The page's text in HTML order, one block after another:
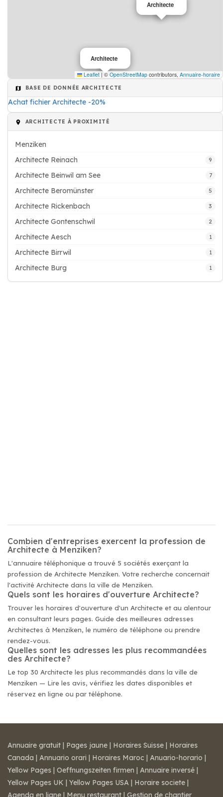
Architecte
Architecte
Leaflet | © OpenStreetMap contributors, Annuaire-horaire
BASE DE DONNÉE ARCHITECTE
Achat fichier Architecte -20%
ARCHITECTE À PROXIMITÉ
Menziken
Architecte Reinach
9
Architecte Beinwil am See 7
Architecte Beromünster 5
Architecte Rickenbach 3
Architecte Gontenschwil 2
Architecte Aesch 1
Architecte Birrwil 1
Architecte Burg 1
Combien d'entreprises exercent la profession de
Architecte à Menziken?
L'annuaire téléphonique a trouvé 5 sociétés exerçant la
profession de Architecte Menziken. Votre recherche concernait
l'activité Architecte dans la ville de Menziken.
Quels sont les horaires d'ouverture Architecte?
Trouver les horaires d'ouverture d'un Architecte et au alentour
en consultant leurs pages. Guide des meilleures adresses
Architectes à Menziken, le numéro de téléphone ou prendre
rendez-vous.
Quelles sont les adresses les plus recommandées
des Architecte?
Le top 30 Architecte les plus recommandés dans la ville de
Menziken — Lire les avis, vérifiez les dates disponibles et
réservez en ligne ou par téléphone.
Annuaire gratuit | Pages jaune | Horaires Suisse | Horaires
Canada | Annuario orari | Horaires Maroc | Anuario-horario |
Yellow Pages | Oeffnungszeiten firmen | Annuaire inversé |
Yellow Pages UK | Yellow Pages USA | Horaire societe |
Agenda en ligne | Menu restaurant | Gestion de chantier